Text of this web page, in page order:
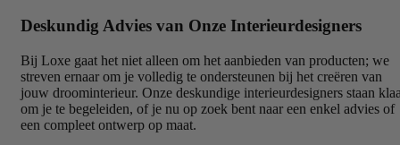
Deskundig Advies van Onze Interieurdesigners
Bij Loxe gaat het niet alleen om het aanbieden van producten; we
streven ernaar om je volledig te ondersteunen bij het creëren van
jouw droominterieur. Onze deskundige interieurdesigners staan
om je te begeleiden, of je nu op zoek bent naar een enkel advies of
een compleet ontwerp op maat.